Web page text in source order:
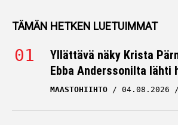
TÄMÄN HETKEN LUETUIMMAT
Yllättävä näky Krista
Ebba Anderssonilta lähti
MAASTOHIIHTO 04.08.2026